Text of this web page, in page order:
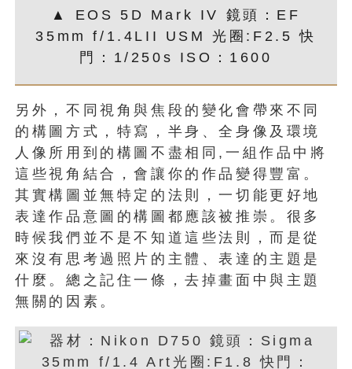
▲ EOS 5D Mark IV 鏡頭：EF
35mm f/1.4LII USM 光圈:F2.5 快
門：1/250s ISO：1600
另外，不同視角與焦段的變化會帶來不同
的構圖方式，特寫，半身、全身像及環境
人像所用到的構圖不盡相同,一組作品中將
這些視角結合，會讓你的作品變得豐富。
其實構圖並無特定的法則，一切能更好地
表達作品意圖的構圖都應該被推崇。很多
時候我們並不是不知道這些法則，而是從
來沒有思考過照片的主體、表達的主題是
什麼。總之記住一條，去掉畫面中與主題
無關的因素。